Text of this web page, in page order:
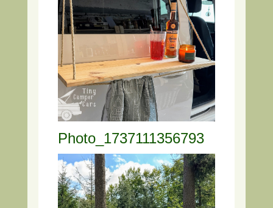
Photo_1737111356793